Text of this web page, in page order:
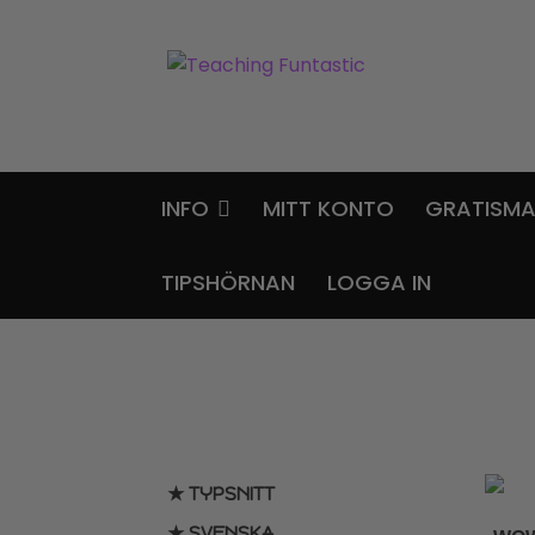
Hoppa
Gå
INFO MITT KONTO
TIPSHÖRNAN LOGGA IN
★ TYPSNITT